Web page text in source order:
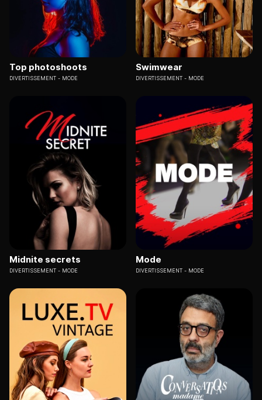
Top photoshoots
DIVERTISSEMENT MODE
Swimwear
DIVERTISSEMENT MODE
Midnite secrets
DIVERTISSEMENT MODE
Mode
DIVERTISSEMENT MODE